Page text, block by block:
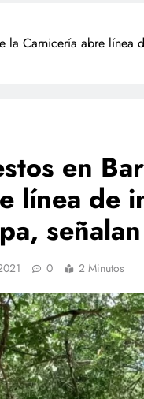
la Carnicería abre línea
en
línea de
0 2 Minutos